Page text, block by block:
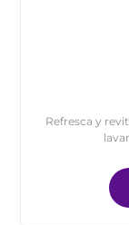
Refresca y